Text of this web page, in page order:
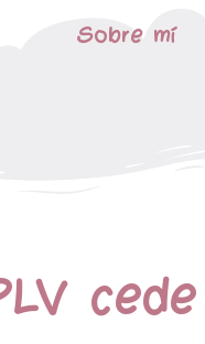
Sobre mí